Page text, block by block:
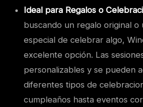
Ideal para Regalos o
buscando un regalo original o
especial de celebrar algo,
excelente opción. Las
personalizables y se pueden
diferentes tipos de
cumpleaños hasta eventos